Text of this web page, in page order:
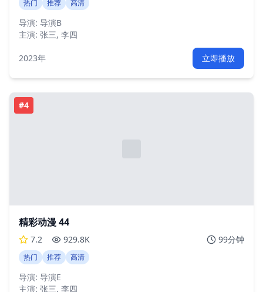
热门 推荐 高清
导演: 导演B
主演: 张三, 李四
2023年 立即播放
#4
精彩动漫 44
7.2 929.8K 99分钟
热门 推荐 高清
导演: 导演E
主演: 张三, 李四